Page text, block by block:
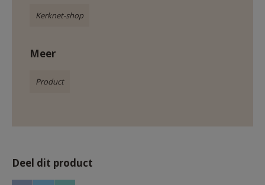
Kerknet-shop
Meer
Product
Deel dit product